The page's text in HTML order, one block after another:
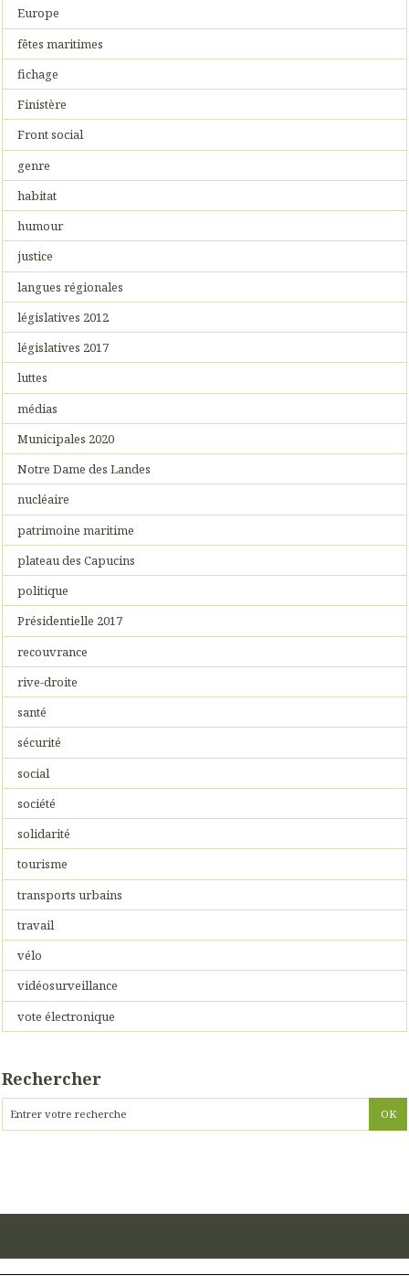
Europe
fêtes maritimes
fichage
Finistère
Front social
genre
habitat
humour
justice
langues régionales
législatives 2012
législatives 2017
luttes
médias
Municipales 2020
Notre Dame des Landes
nucléaire
patrimoine maritime
plateau des Capucins
politique
Présidentielle 2017
recouvrance
rive-droite
santé
sécurité
social
société
solidarité
tourisme
transports urbains
travail
vélo
vidéosurveillance
vote électronique
Rechercher